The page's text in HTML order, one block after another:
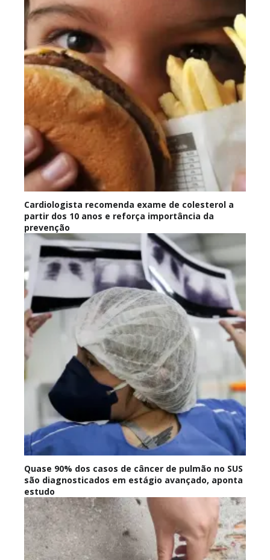
Cardiologista recomenda exame de colesterol a
partir dos 10 anos e reforça importância da
prevenção
Quase 90% dos casos de câncer de pulmão no SUS
são diagnosticados em estágio avançado, aponta
estudo